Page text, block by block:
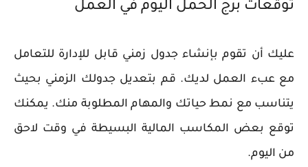
توقعات برج الحمل اليوم في العمل
عليك أن تقوم بإنشاء جدول زمني قابل للإدارة للتعامل
مع عبء العمل لديك. قم بتعديل جدولك الزمني بحيث
يتناسب مع نمط حياتك والمهام المطلوبة منك. يمكنك
توقع بعض المكاسب المالية البسيطة في وقت لاحق
من اليوم.